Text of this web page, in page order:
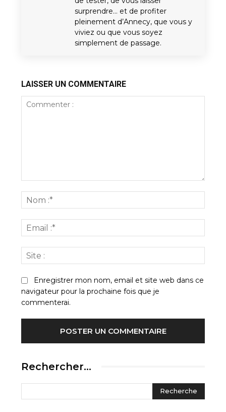
surprendre… et de profiter
pleinement d’Annecy, que vous y
viviez ou que vous soyez
simplement de passage.
LAISSER UN COMMENTAIRE
:*
:*
:
Enregistrer mon nom, email et site web dans ce
navigateur pour la prochaine fois que je
commenterai.
Rechercher…